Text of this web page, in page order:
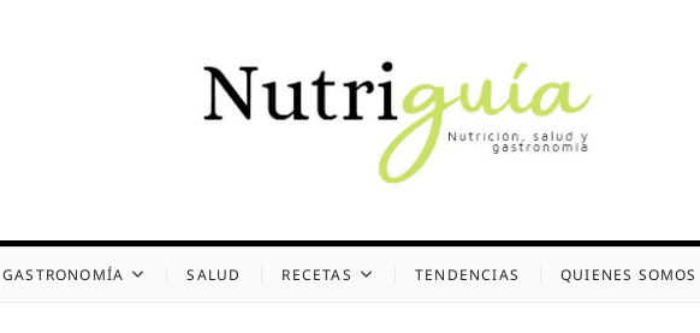
GASTRONOMÍA SALUD RECETAS TENDENCIAS QUIENES SOMOS